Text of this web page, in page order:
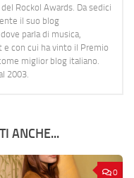
Rockol Awards. Da sedici
il suo blog
parla di musica,
con cui ha vinto il Premio
miglior blog italiano.
2003.
ANCHE...
0